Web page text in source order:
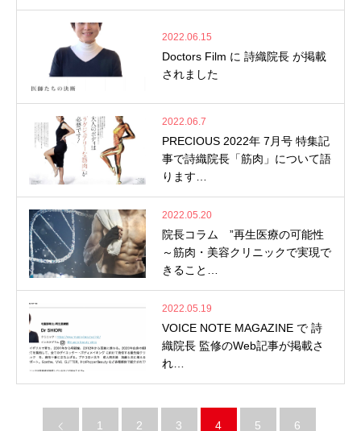
2022.06.15
Doctors Film に 詩織院長 が掲載
されました
2022.06.7
PRECIOUS 2022年 7月号 特集記
事で詩織院長「筋肉」について語
ります…
2022.05.20
院長コラム ”再生医療の可能性
～筋肉・美容クリニックで実現で
きること…
2022.05.19
VOICE NOTE MAGAZINE で 詩
織院長 監修のWeb記事が掲載さ
れ…
1 2 3 4 5 6